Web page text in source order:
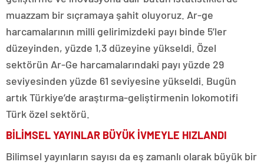
muazzam bir sıçramaya şahit oluyoruz. Ar-ge
harcamalarının milli gelirimizdeki payı binde 5’ler
düzeyinden, yüzde 1,3 düzeyine yükseldi. Özel
sektörün Ar-Ge harcamalarındaki payı yüzde 29
seviyesinden yüzde 61 seviyesine yükseldi. Bugün
artık Türkiye’de araştırma-geliştirmenin lokomotifi
Türk özel sektörü.
BİLİMSEL YAYINLAR BÜYÜK İVMEYLE HIZLANDI
Bilimsel yayınların sayısı da eş zamanlı olarak büyük bir